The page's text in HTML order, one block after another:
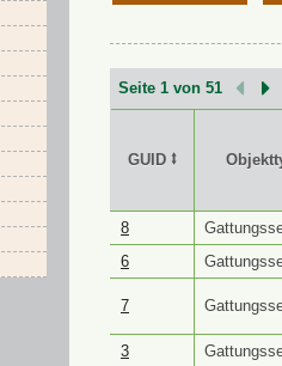
Seite 1 von 51
GUID ⭥
GUID ⭥
8
6
7
3